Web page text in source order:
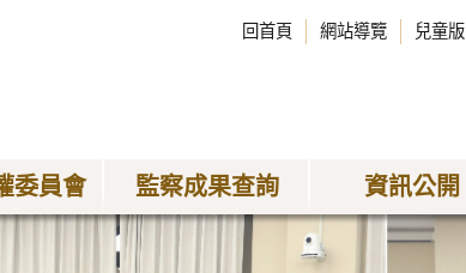
回首頁 網站導覽 兒童版
委員會 監察成果查詢 資訊公開